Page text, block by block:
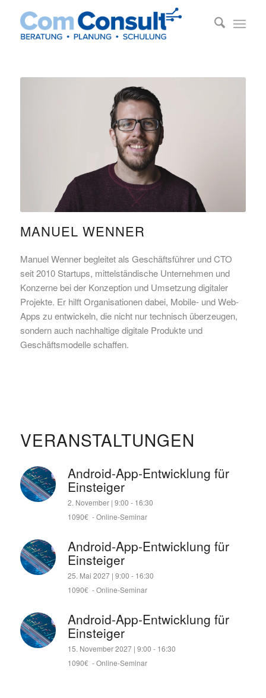
MANUEL WENNER
Manuel Wenner begleitet als Geschäftsführer und CTO
seit 2010 Startups, mittelständische Unternehmen und
Konzerne bei der Konzeption und Umsetzung digitaler
Projekte. Er hilft Organisationen dabei, Mobile- und Web-
Apps zu entwickeln, die nicht nur technisch überzeugen,
sondern auch nachhaltige digitale Produkte und
Geschäftsmodelle schaffen.
VERANSTALTUNGEN
Android-App-Entwicklung für
Einsteiger
2. November | 9:00 - 16:30
1090€ -Online-Seminar
Android-App-Entwicklung für
Einsteiger
25. Mai 2027 | 9:00 - 16:30
1090€ -Online-Seminar
Android-App-Entwicklung für
Einsteiger
15. November 2027 | 9:00 - 16:30
1090€ -Online-Seminar